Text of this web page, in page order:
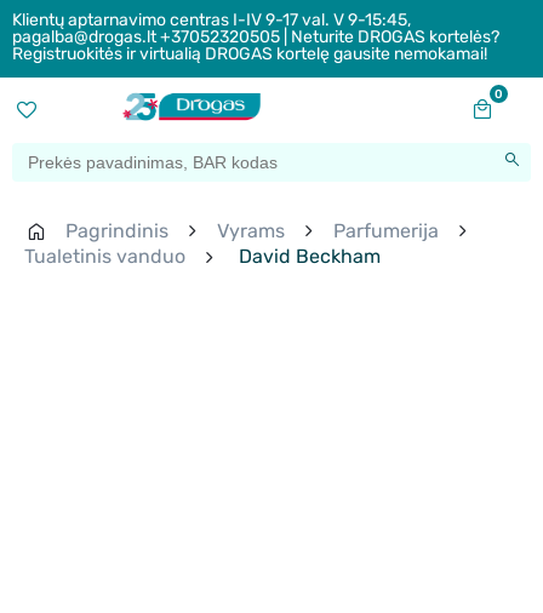
Klientų aptarnavimo centras I-IV 9-17 val. V 9-15:45,
pagalba@drogas.lt +37052320505 | Neturite DROGAS kortelės?
Registruokitės ir virtualią DROGAS kortelę gausite nemokamai!
0
Pagrindinis Vyrams
Parfumerija
Tualetinis vanduo
David Beckham